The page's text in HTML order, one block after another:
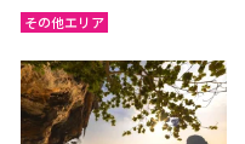
その他エリア